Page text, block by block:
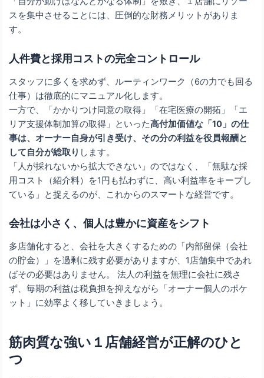
スを集中させることには、圧倒的な財務メリットがありま
す。
人件費と採用コストの完全コントロール
スタッフに多くを求めず、ルーティンワーク（6の力でも回る
仕事）は徹底的にマニュアル化します。
一方で、「かかりつけ同意の取得」「在宅医療の開拓」「エ
リア支援体制加算の取得」といった高付加価値な「10」の仕
事は、オーナー自身が引き受け、その分の利益を役員報酬と
して自分が総取り します。
「人が採れないから拡大できない」のではなく、「無駄な採
用コスト（紹介料）を1円も払わずに、高い利益率をキープし
ている」と捉えるのが、これからのスマートな経営です。
会社は小さく、個人は豊かに資産をシフト
多店舗化すると、会社を大きくするための「内部留保（会社
の貯金）」を過剰に残す必要がありますが、1店舗集中であれ
ばその必要はありません。 法人の利益を無理に会社に残さ
ず、毎期の利益は税負担を抑えながら「オーナー個人のポケ
ット」に効率よく移していきましょう。
筋肉質な強い１店舗経営が正解のひと
つ